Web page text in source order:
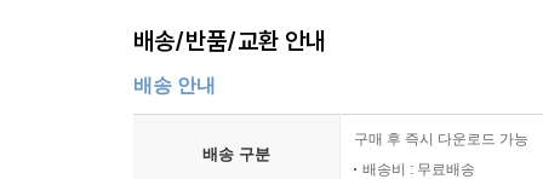
연극 무대의 공간 조직
뮤지컬 무대의 장면 전개 방식
무용 공연의 공간 활용 특성
음악 공연의 배치와 공간감
배송/반품/교환 안내
배송 안내
배송 구분
구매 후 즉시 다운로드 가능
배송비 : 무료배송